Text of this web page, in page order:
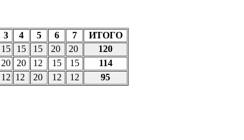
3 4 5 6 7
ИТОГО
15 15 15 20 20
120
20 20 12 15 15
114
12 12 20 12 12 95